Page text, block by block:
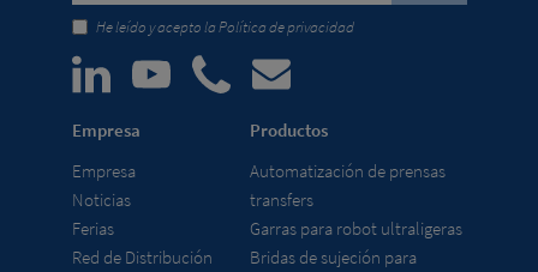
He leído y acepto laPolítica de privacidad
Empresa
Empresa
Noticias
Ferias
Red de Distribución
Productos
Automatización de prensas
transfers
Garras para robot ultraligeras
Bridas de sujeción para